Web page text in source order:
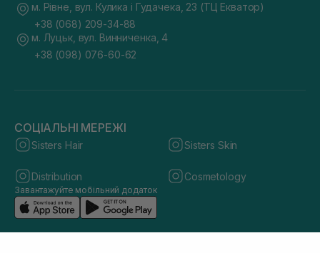
м. Рівне, вул. Кулика і Гудачека, 23 (ТЦ Екватор)
+38 (068) 209-34-88
м. Луцьк, вул. Винниченка, 4
+38 (098) 076-60-62
СОЦІАЛЬНІ МЕРЕЖІ
Sisters Hair Sisters Skin
Distribution Cosmetology
Завантажуйте мобільний додаток